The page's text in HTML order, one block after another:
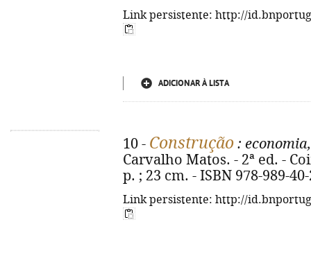
Link persistente: http://
ADICIONAR À LISTA
10 - Construção :
Carvalho Matos. - 2ª ed. -
p. ; 23 cm. - ISBN 978-989-
Link persistente: http://